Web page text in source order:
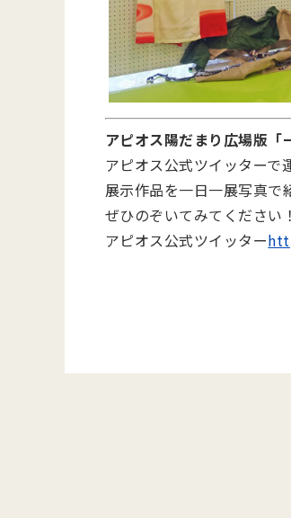
アピオス陽だまり広場版「
アピオス公式ツイッターで
展示作品を一日一展写真で
ぜひのぞいてみてください！
アピオス公式ツイッター